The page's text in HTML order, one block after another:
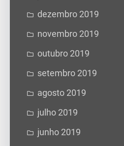
dezembro 2019
novembro 2019
outubro 2019
setembro 2019
agosto 2019
julho 2019
junho 2019